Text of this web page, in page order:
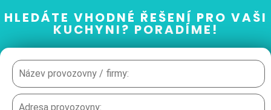
HLEDÁTE VHODNÉ ŘEŠENÍ PRO VAŠI
KUCHYNI? PORADÍME!